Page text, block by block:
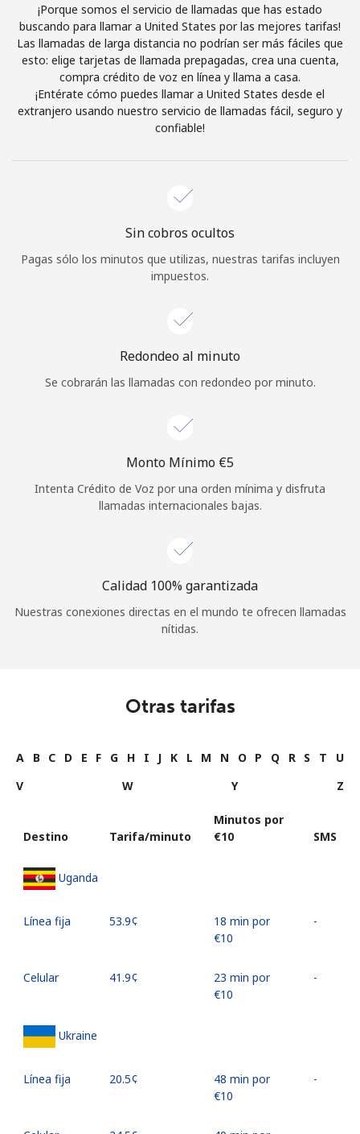
¿Olvidaste tu contraseña? →
Iniciar Sesión
o
Continuar con
¡Porque somos el servicio de llamadas que has estado
buscando para llamar a United States por las mejores tarifas!
Las llamadas de larga distancia no podrían ser más fáciles que
esto: elige tarjetas de llamada prepagadas, crea una cuenta,
compra crédito de voz en línea y llama a casa.
¡Entérate cómo puedes llamar a United States desde el
extranjero usando nuestro servicio de llamadas fácil, seguro y
confiable!
Sin cobros ocultos
Pagas sólo los minutos que utilizas, nuestras tarifas incluyen
impuestos.
Redondeo al minuto
Se cobrarán las llamadas con redondeo por minuto.
Monto Mínimo ⁦€5⁩
Intenta Crédito de Voz por una orden mínima y disfruta
llamadas internacionales bajas.
Calidad 100% garantizada
Nuestras conexiones directas en el mundo te ofrecen llamadas
nítidas.
Otras tarifas
A B C D E F G H I J K L M N O P Q R S T
U
V
W Y Z
Destino Tarifa/minuto
Minutos por
⁦€10⁩
SMS
Uganda
Línea fija ⁦53.9¢⁩
18 min por
⁦€10⁩
-
Celular ⁦41.9¢⁩
23 min por
⁦€10⁩
-
Ukraine
Línea fija ⁦20.5¢⁩
48 min por
⁦€10⁩
-